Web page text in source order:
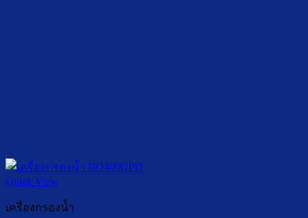
Quick View
เครื่องกรองน้ำ